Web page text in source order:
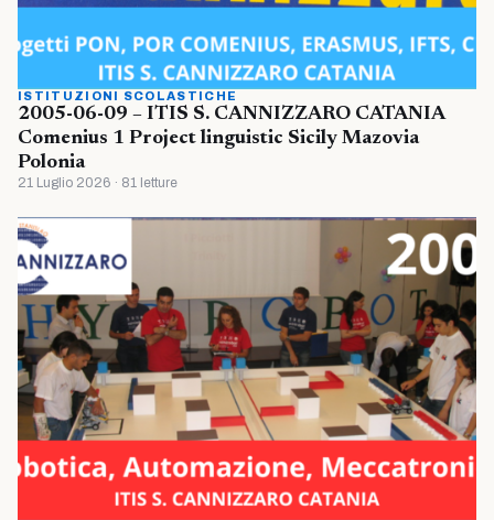
ISTITUZIONI SCOLASTICHE
2005-06-09 – ITIS S. CANNIZZARO CATANIA
Comenius 1 Project linguistic Sicily Mazovia
Polonia
21 Luglio 2026 · 81 letture